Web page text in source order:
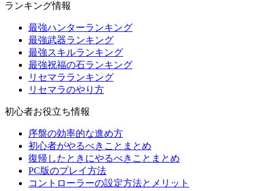
ランキング情報
最強ハンターランキング
最強武器ランキング
最強スキルランキング
最強祝福の石ランキング
リセマラランキング
リセマラのやり方
初心者お役立ち情報
序盤の効率的な進め方
初心者がやるべきことまとめ
復帰したときにやるべきことまとめ
PC版のプレイ方法
コントローラーの設定方法とメリット